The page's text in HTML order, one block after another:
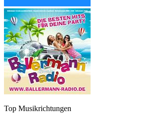
Top Musikrichtungen